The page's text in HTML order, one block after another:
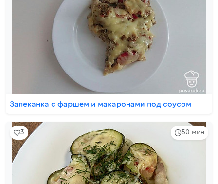
Запеканка с фаршем и макаронами под соусом
50 мин
3